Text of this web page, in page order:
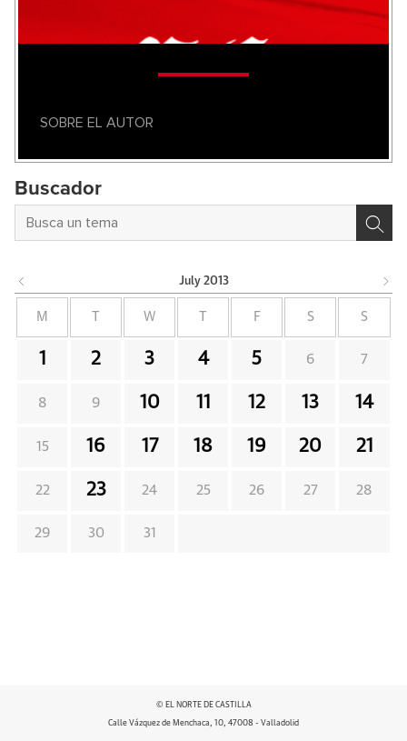
SOBRE EL AUTOR
Buscador
July 2013
M W F S S
1 2 3 4 5 6 7
8 9 10 11 12 13 14
15 16 17 18 19 20 21
22 23 24 25 26 27 28
29 30 31
© EL NORTE DE CASTILLA
Calle Vázquez de Menchaca, 10, 47008 - Valladolid